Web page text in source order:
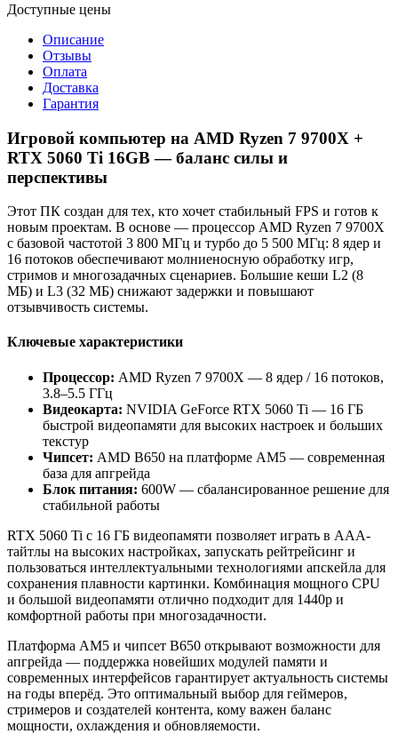
Доступные цены
Описание
Отзывы
Оплата
Доставка
Гарантия
Игровой компьютер на AMD Ryzen 7 9700X +
RTX 5060 Ti 16GB — баланс силы и
перспективы
Этот ПК создан для тех, кто хочет стабильный FPS и готов к
новым проектам. В основе — процессор AMD Ryzen 7 9700X
с базовой частотой 3 800 МГц и турбо до 5 500 МГц: 8 ядер и
16 потоков обеспечивают молниеносную обработку игр,
стримов и многозадачных сценариев. Большие кеши L2 (8
МБ) и L3 (32 МБ) снижают задержки и повышают
отзывчивость системы.
Ключевые характеристики
Процессор: AMD Ryzen 7 9700X — 8 ядер / 16 потоков,
3.8–5.5 ГГц
Видеокарта: NVIDIA GeForce RTX 5060 Ti — 16 ГБ
быстрой видеопамяти для высоких настроек и больших
текстур
Чипсет: AMD B650 на платформе AM5 — современная
база для апгрейда
Блок питания: 600W — сбалансированное решение для
стабильной работы
RTX 5060 Ti с 16 ГБ видеопамяти позволяет играть в AAA-
тайтлы на высоких настройках, запускать рейтрейсинг и
пользоваться интеллектуальными технологиями апскейла для
сохранения плавности картинки. Комбинация мощного CPU
и большой видеопамяти отлично подходит для 1440p и
комфортной работы при многозадачности.
Платформа AM5 и чипсет B650 открывают возможности для
апгрейда — поддержка новейших модулей памяти и
современных интерфейсов гарантирует актуальность системы
на годы вперёд. Это оптимальный выбор для геймеров,
стримеров и создателей контента, кому важен баланс
мощности, охлаждения и обновляемости.